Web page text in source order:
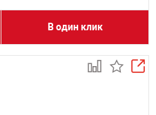
В один клик